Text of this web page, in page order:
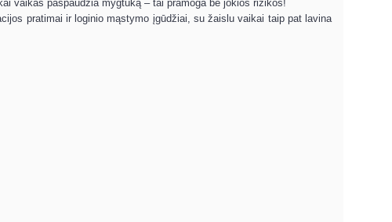
vaikas paspaudžia mygtuką – tai pramoga be jokios rizikos!
pratimai ir loginio mąstymo įgūdžiai, su žaislu vaikai taip pat lavina